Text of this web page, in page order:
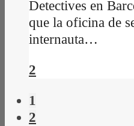
Detectives en
que la oficina de
internauta…
2
1
2